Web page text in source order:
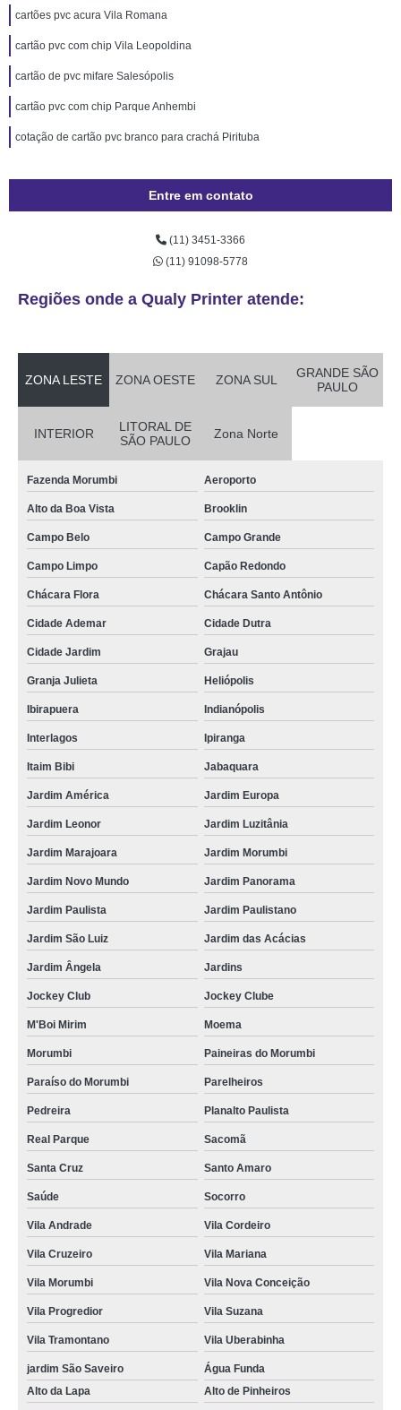
cartões pvc acura Vila Romana
cartão pvc com chip Vila Leopoldina
cartão de pvc mifare Salesópolis
cartão pvc com chip Parque Anhembi
cotação de cartão pvc branco para crachá Pirituba
Entre em contato
(11) 3451-3366
(11) 91098-5778
Regiões onde a Qualy Printer atende:
ZONA LESTE ZONA OESTE ZONA SUL
GRANDE SÃO
PAULO
INTERIOR
LITORAL DE
SÃO PAULO
Zona Norte
Fazenda Morumbi Aeroporto
Alto da Boa Vista Brooklin
Campo Belo Campo Grande
Campo Limpo Capão Redondo
Chácara Flora Chácara Santo Antônio
Cidade Ademar Cidade Dutra
Cidade Jardim Grajau
Granja Julieta Heliópolis
Ibirapuera Indianópolis
Interlagos Ipiranga
Itaim Bibi Jabaquara
Jardim América Jardim Europa
Jardim Leonor Jardim Luzitânia
Jardim Marajoara Jardim Morumbi
Jardim Novo Mundo Jardim Panorama
Jardim Paulista Jardim Paulistano
Jardim São Luiz Jardim das Acácias
Jardim Ângela Jardins
Jockey Club Jockey Clube
M'Boi Mirim Moema
Morumbi Paineiras do Morumbi
Paraíso do Morumbi Parelheiros
Pedreira Planalto Paulista
Real Parque Sacomã
Santa Cruz Santo Amaro
Saúde Socorro
Vila Andrade Vila Cordeiro
Vila Cruzeiro Vila Mariana
Vila Morumbi Vila Nova Conceição
Vila Progredior Vila Suzana
Vila Tramontano Vila Uberabinha
jardim São Saveiro
Água Funda
Alto da Lapa
Alto de Pinheiros